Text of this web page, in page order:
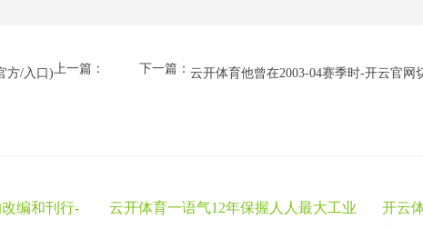
上一篇：
方/入口) 下一篇： 云开体育他曾在2003-04赛季时-开云官
编和刊行-
云开体育一语气12年保握人人最大工业
开云